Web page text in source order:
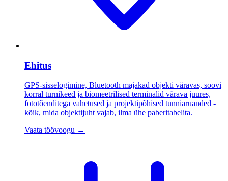
Ehitus
GPS-sisselogimine, Bluetooth majakad objekti väravas, soovi
korral turnikeed ja biomeetrilised terminalid värava juures,
fototõenditega vahetused ja projektipõhised tunniaruanded -
kõik, mida objektijuht vajab, ilma ühe paberitabelita.
Vaata töövoogu →